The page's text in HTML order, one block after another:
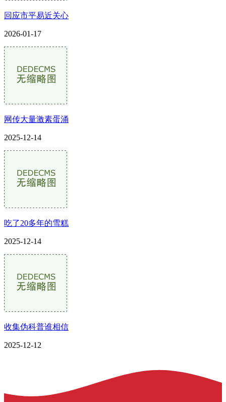
回应市平易近关心
2026-01-17
网传大量激素蛋涌
2025-12-14
吃了20多年的雪糕
2025-12-14
收集伪科普谁相信
2025-12-12